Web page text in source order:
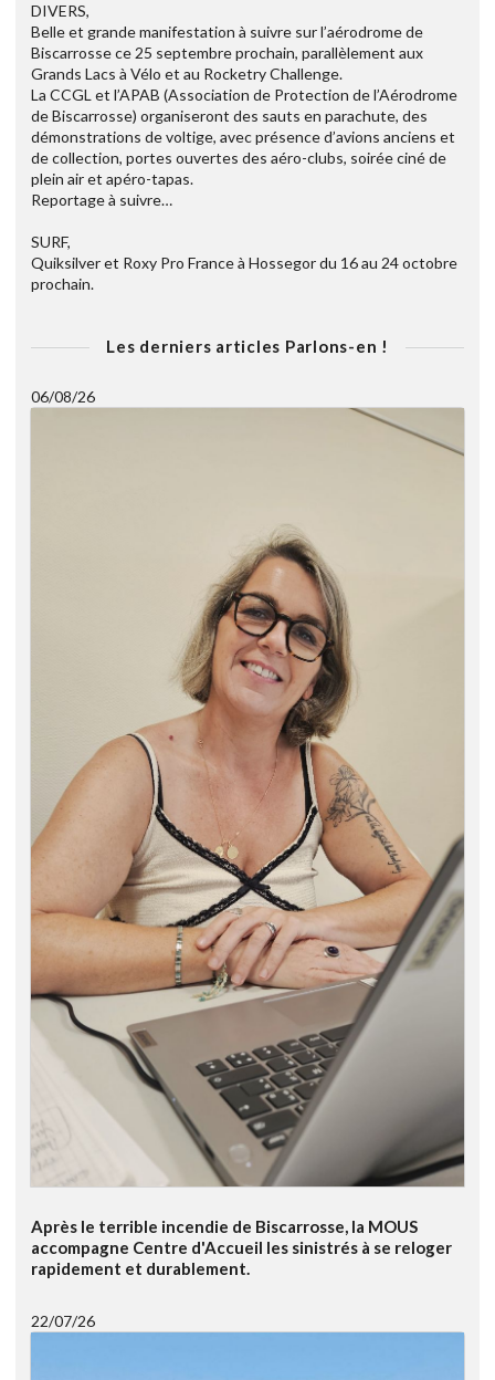
DIVERS,
Belle et grande manifestation à suivre sur l’aérodrome de
Biscarrosse ce 25 septembre prochain, parallèlement aux
Grands Lacs à Vélo et au Rocketry Challenge.
La CCGL et l’APAB (Association de Protection de l’Aérodrome
de Biscarrosse) organiseront des sauts en parachute, des
démonstrations de voltige, avec présence d’avions anciens et
de collection, portes ouvertes des aéro-clubs, soirée ciné de
plein air et apéro-tapas.
Reportage à suivre…
SURF,
Quiksilver et Roxy Pro France à Hossegor du 16 au 24 octobre
prochain.
Les derniers articles Parlons-en !
06/08/26
Après le terrible incendie de Biscarrosse, la MOUS
accompagne Centre d'Accueil les sinistrés à se reloger
rapidement et durablement.
22/07/26